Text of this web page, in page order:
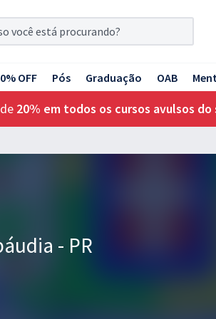
OFF Pós Graduação OAB
20% em todos os cursos avulsos do
- PR